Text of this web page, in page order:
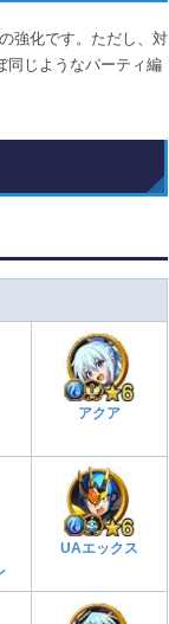
強化です。ただし、対
同じようなパーティ編
アクア
UAエックス